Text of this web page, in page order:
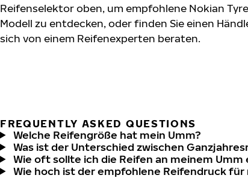
Reifenselektor oben, um empfohlene Nokian
Modell zu entdecken, oder finden Sie einen
sich von einem Reifenexperten beraten.
FREQUENTLY ASKED QUESTIONS
Welche Reifengröße hat mein Umm?
Was ist der Unterschied zwischen
Wie oft sollte ich die Reifen an meinem Umm
Wie hoch ist der empfohlene Reifendruck für